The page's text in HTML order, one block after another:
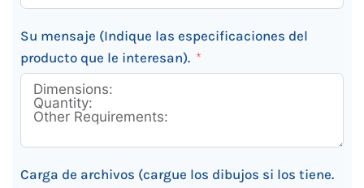
Su mensaje (Indique las especificaciones del
producto que le interesan).
Carga de archivos (cargue los dibujos si los tiene.